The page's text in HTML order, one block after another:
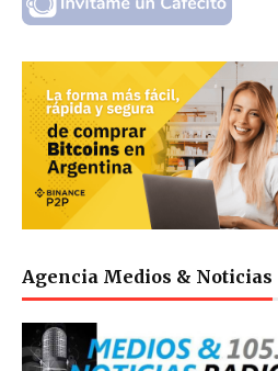
Agencia Medios & Noticias